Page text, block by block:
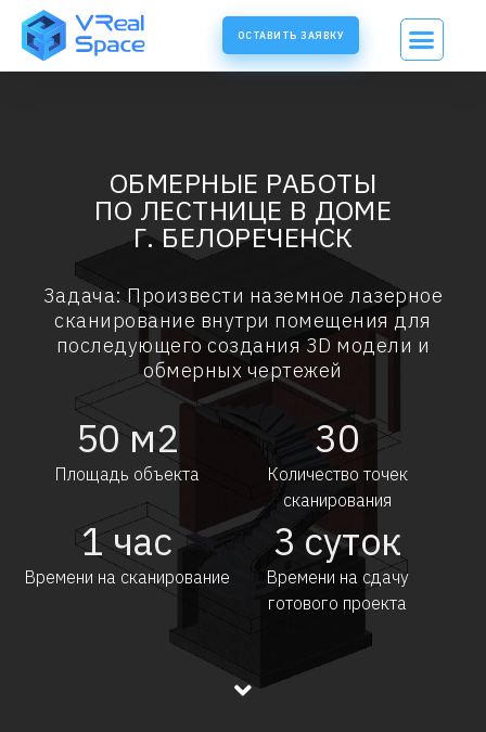
ОСТАВИТЬ ЗАЯВКУ
ОБМЕРНЫЕ РАБОТЫ
ПО ЛЕСТНИЦЕ В ДОМЕ
Г. БЕЛОРЕЧЕНСК
Задача: Произвести наземное лазерное
сканирование внутри помещения для
последующего создания 3D модели и
обмерных чертежей
50м2
Площадь объекта
30
Количество точек
сканирования
1час
Времени на сканирование
3 суток
Времени на сдачу
готового проекта